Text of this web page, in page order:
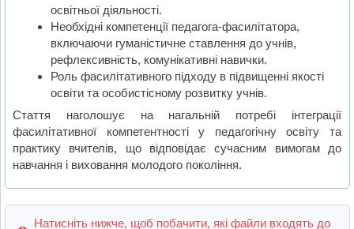
освітньої діяльності.
Необхідні компетенції педагога-фасилітатора,
включаючи гуманістичне ставлення до учнів,
рефлексивність, комунікативні навички.
Роль фасилітативного підходу в підвищенні якості
освіти та особистісному розвитку учнів.
Стаття наголошує на нагальній потребі інтеграції
фасилітативної компетентності у педагогічну освіту та
практику вчителів, що відповідає сучасним вимогам до
навчання і виховання молодого покоління.
Натисніть нижче, щоб побачити, які файли входять до